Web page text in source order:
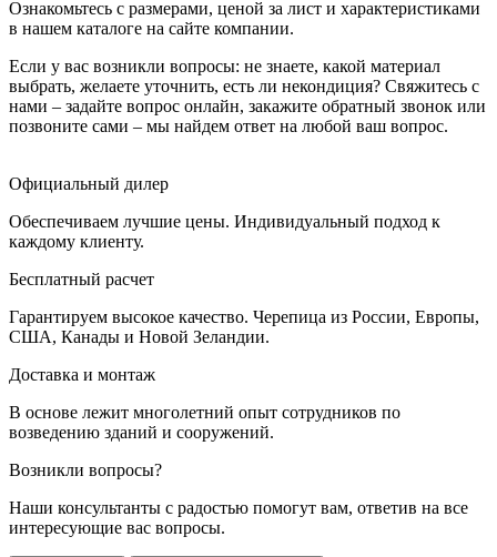
Ознакомьтесь с размерами, ценой за лист и характеристиками
в нашем каталоге на сайте компании.
Если у вас возникли вопросы: не знаете, какой материал
выбрать, желаете уточнить, есть ли некондиция? Свяжитесь с
нами – задайте вопрос онлайн, закажите обратный звонок или
позвоните сами – мы найдем ответ на любой ваш вопрос.
Официальный дилер
Обеспечиваем лучшие цены. Индивидуальный подход к
каждому клиенту.
Бесплатный расчет
Гарантируем высокое качество. Черепица из России, Европы,
США, Канады и Новой Зеландии.
Доставка и монтаж
В основе лежит многолетний опыт сотрудников по
возведению зданий и сооружений.
Возникли вопросы?
Наши консультанты с радостью помогут вам, ответив на все
интересующие вас вопросы.